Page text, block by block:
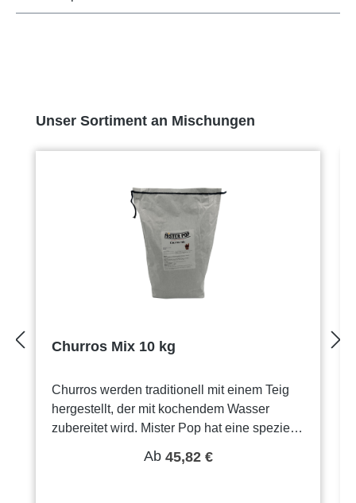
Produktgalerie überspringen
Unser Sortiment an Mischungen
Churros Mix 10 kg
Churros werden traditionell mit einem Teig
hergestellt, der mit kochendem Wasser
zubereitet wird. Mister Pop hat eine spezielle
wird. Sehr lecker und knusprig!TIPP: Ist Ihr
Ab 45,82 €